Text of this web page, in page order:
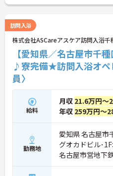
訪問入浴
株式会社ASCareアスケア訪問入浴千
【愛知県／名古屋市千
♪寮完備★訪問入浴オペ
員〉
給料
月収 21.6万円～
年収 259万円～
勤務地
愛知県 名古屋市
グオカドビル･
名古屋市営地下